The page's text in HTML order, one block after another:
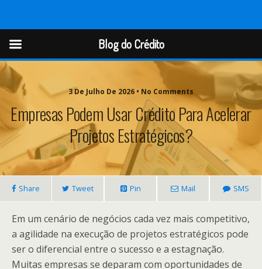
Blog do Crédito
3 De Julho De 2026 • No Comments
Empresas Podem Usar Crédito Para Acelerar
Projetos Estratégicos?
Share Tweet Pin Mail SMS
Em um cenário de negócios cada vez mais competitivo,
a agilidade na execução de projetos estratégicos pode
ser o diferencial entre o sucesso e a estagnação.
Muitas empresas se deparam com oportunidades de
Blog do Crédito